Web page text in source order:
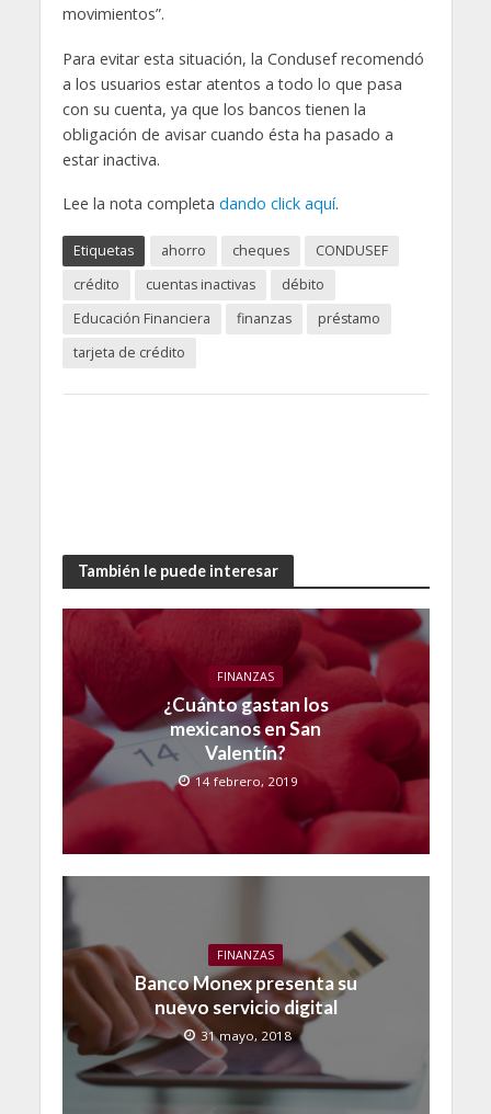
movimientos”.
Para evitar esta situación, la Condusef recomendó
a los usuarios estar atentos a todo lo que pasa
con su cuenta, ya que los bancos tienen la
obligación de avisar cuando ésta ha pasado a
estar inactiva.
Lee la nota completa dando click aquí.
Etiquetas ahorro cheques
CONDUSEF
crédito
cuentas inactivas
débito
Educación Financiera
finanzas
préstamo
tarjeta de crédito
También le puede interesar
FINANZAS
¿Cuánto gastan los
mexicanos en San
Valentín?
14 febrero, 2019
FINANZAS
Banco Monex presenta su
nuevo servicio digital
31 mayo, 2018